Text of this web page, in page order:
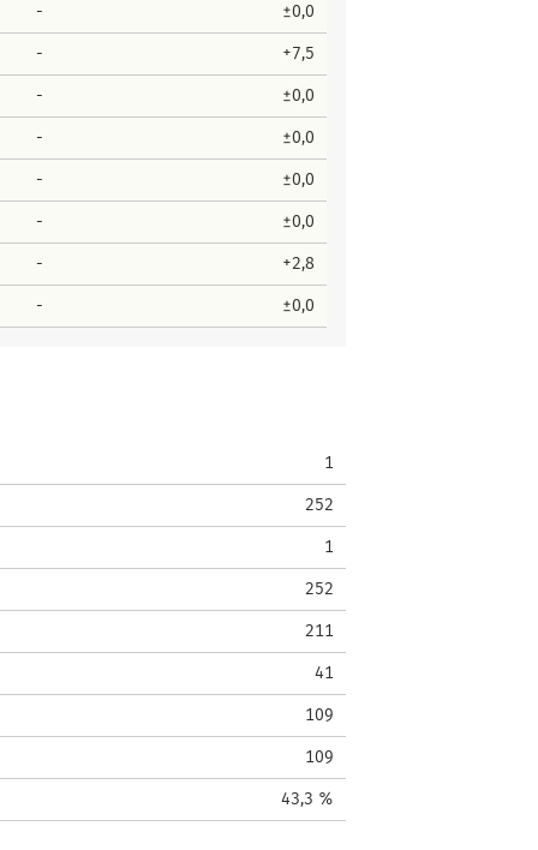
- ±0,0
- +7,5
- ±0,0
- ±0,0
- ±0,0
- ±0,0
- +2,8
- ±0,0
1
252
1
252
211
41
109
109
43,3 %